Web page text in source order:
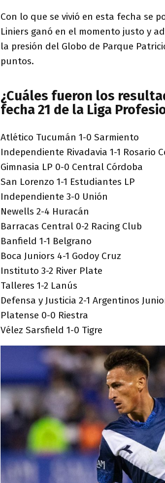
Con lo que se vivió en esta fecha se
Liniers ganó en el momento justo y
la presión del Globo de Parque
puntos.
¿Cuáles fueron los
fecha 21 de la Liga
Atlético Tucumán 1-0 Sarmiento
Independiente Rivadavia 1-1 Rosario
Gimnasia LP 0-0 Central Córdoba
San Lorenzo 1-1 Estudiantes LP
Independiente 3-0 Unión
Newells 2-4 Huracán
Barracas Central 0-2 Racing Club
Banfield 1-1 Belgrano
Boca Juniors 4-1 Godoy Cruz
Instituto 3-2 River Plate
Talleres 1-2 Lanús
Defensa y Justicia 2-1 Argentinos
Platense 0-0 Riestra
Vélez Sarsfield 1-0 Tigre